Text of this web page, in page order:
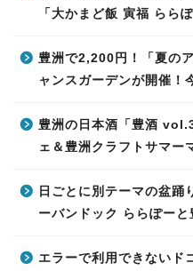
「大かまど飯 寅福 らら
豊洲で2,200円！「夏の
ャンスガーデンが開催！
豊洲の日本酒「豊酒
ェ＆豊洲クラフトサマー
日ごとに別テーマの盆
ーバンドック ららぽー
エラーで利用できないド